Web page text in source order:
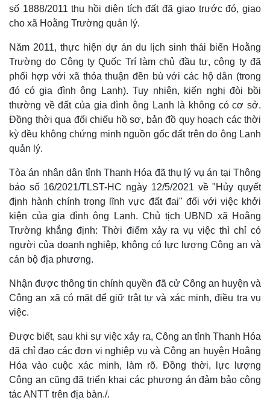
Thế giới
Quan sát
Cuộc sống đó đây
Hồ sơ
Multimedia
Video
Ảnh
E-Magazine
Infographic
số 1888/2011 thu hồi diện tích đất đã giao trước đó, giao
cho xã Hoằng Trường quản lý.
Năm 2011, thực hiện dự án du lịch sinh thái biển Hoằng
Trường do Công ty Quốc Trí làm chủ đầu tư, công ty đã
phối hợp với xã thỏa thuận đền bù với các hộ dân (trong
đó có gia đình ông Lanh). Tuy nhiên, kiến nghị đòi bồi
thường về đất của gia đình ông Lanh là không có cơ sở.
Đồng thời qua đối chiếu hồ sơ, bản đồ quy hoạch các thời
kỳ đều không chứng minh nguồn gốc đất trên do ông Lanh
quản lý.
Tòa án nhân dân tỉnh Thanh Hóa đã thụ lý vụ án tại Thông
báo số 16/2021/TLST-HC ngày 12/5/2021 về "Hủy quyết
định hành chính trong lĩnh vực đất đai" đối với việc khởi
kiện của gia đình ông Lanh. Chủ tịch UBND xã Hoằng
Trường khẳng định: Thời điểm xảy ra vụ việc thì chỉ có
người của doanh nghiệp, không có lực lượng Công an và
cán bộ địa phương.
Nhận được thông tin chính quyền đã cử Công an huyện và
Công an xã có mặt để giữ trật tự và xác minh, điều tra vụ
việc.
Được biết, sau khi sự việc xảy ra, Công an tỉnh Thanh Hóa
đã chỉ đạo các đơn vị nghiệp vụ và Công an huyện Hoằng
Hóa vào cuộc xác minh, làm rõ. Đồng thời, lực lượng
Công an cũng đã triển khai các phương án đảm bảo công
tác ANTT trên địa bàn./.